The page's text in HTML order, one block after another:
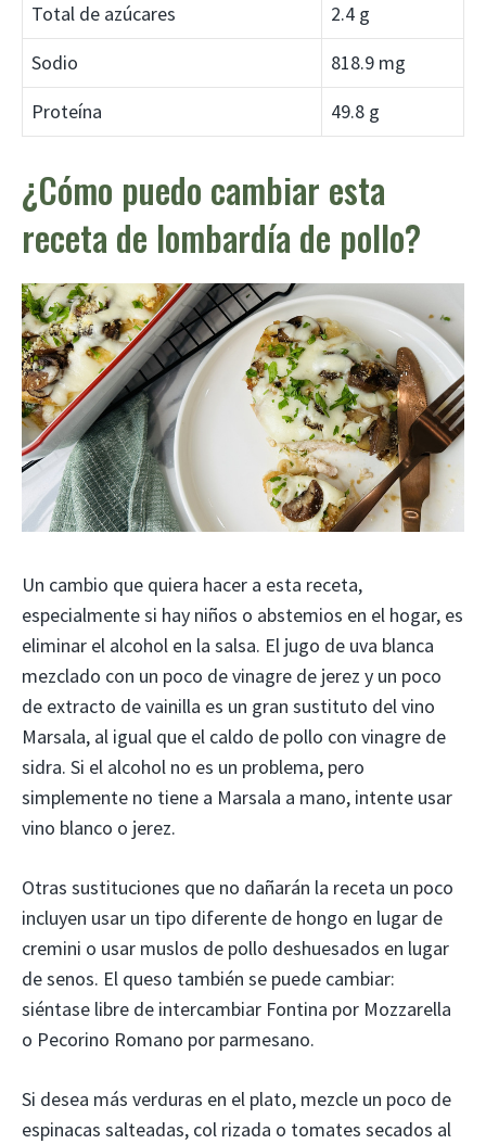
Total de azúcares
2.4 g
Sodio
818.9 mg
Proteína
49.8 g
¿Cómo puedo cambiar esta
receta de lombardía de pollo?
Un cambio que quiera hacer a esta receta,
especialmente si hay niños o abstemios en el hogar, es
eliminar el alcohol en la salsa. El jugo de uva blanca
mezclado con un poco de vinagre de jerez y un poco
de extracto de vainilla es un gran sustituto del vino
Marsala, al igual que el caldo de pollo con vinagre de
sidra. Si el alcohol no es un problema, pero
simplemente no tiene a Marsala a mano, intente usar
vino blanco o jerez.
Otras sustituciones que no dañarán la receta un poco
incluyen usar un tipo diferente de hongo en lugar de
cremini o usar muslos de pollo deshuesados en lugar
de senos. El queso también se puede cambiar:
siéntase libre de intercambiar Fontina por Mozzarella
o Pecorino Romano por parmesano.
Si desea más verduras en el plato, mezcle un poco de
espinacas salteadas, col rizada o tomates secados al